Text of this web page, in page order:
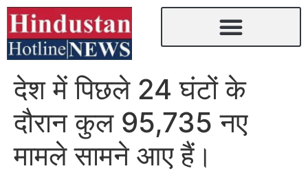
देश में पिछले 24 घंटों के
दौरान कुल 95,735 नए
मामले सामने आए हैं।